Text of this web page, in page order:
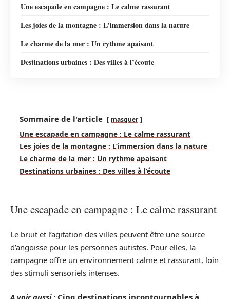
Une escapade en campagne : Le calme rassurant
Les joies de la montagne : L’immersion dans la nature
Le charme de la mer : Un rythme apaisant
Destinations urbaines : Des villes à l’écoute
Sommaire de l'article masquer
Une escapade en campagne : Le calme rassurant
Les joies de la montagne : L’immersion dans la nature
Le charme de la mer : Un rythme apaisant
Destinations urbaines : Des villes à l’écoute
Une escapade en campagne : Le calme rassurant
Le bruit et l’agitation des villes peuvent être une source
d’angoisse pour les personnes autistes. Pour elles, la
campagne offre un environnement calme et rassurant, loin
des stimuli sensoriels intenses.